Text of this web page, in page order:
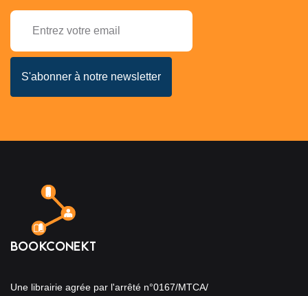
Une librairie agrée par l'arrêté n°0167/MTCA/